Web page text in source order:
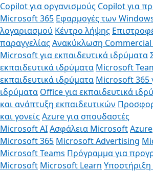
Copilot για οργανισμούς Copilot για
Microsoft 365 Εφαρμογές των
λογαριασμού Κέντρο λήψης
παραγγελίαςΑνακύκλωση
Microsoft για εκπαιδευτικά ιδρύματα
εκπαιδευτικά ιδρύματα Microsoft
εκπαιδευτικά ιδρύματα Microsoft 365
ιδρύματα Office για εκπαιδευτικά
και ανάπτυξη εκπαιδευτικών
και γονείςAzure για σπουδαστές
Microsoft AIΑσφάλεια MicrosoftAzure
Microsoft 365 Microsoft Advertising
Microsoft Teams Πρόγραμμα για
Microsoft Microsoft Learn